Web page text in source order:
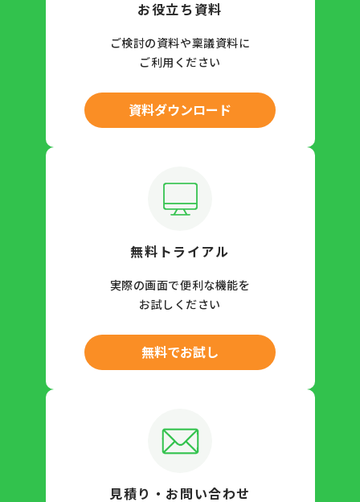
お役立ち資料
ご検討の資料や稟議資料に
ご利用ください
資料ダウンロード
無料トライアル
実際の画面で便利な機能を
お試しください
無料でお試し
見積り・お問い合わせ